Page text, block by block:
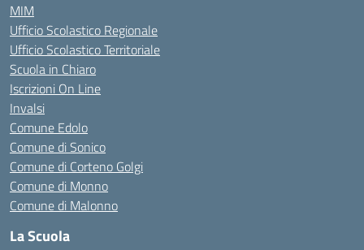
MIM
Ufficio Scolastico Regionale
Ufficio Scolastico Territoriale
Scuola in Chiaro
Iscrizioni On Line
Invalsi
Comune Edolo
Comune di Sonico
Comune di Corteno Golgi
Comune di Monno
Comune di Malonno
La Scuola